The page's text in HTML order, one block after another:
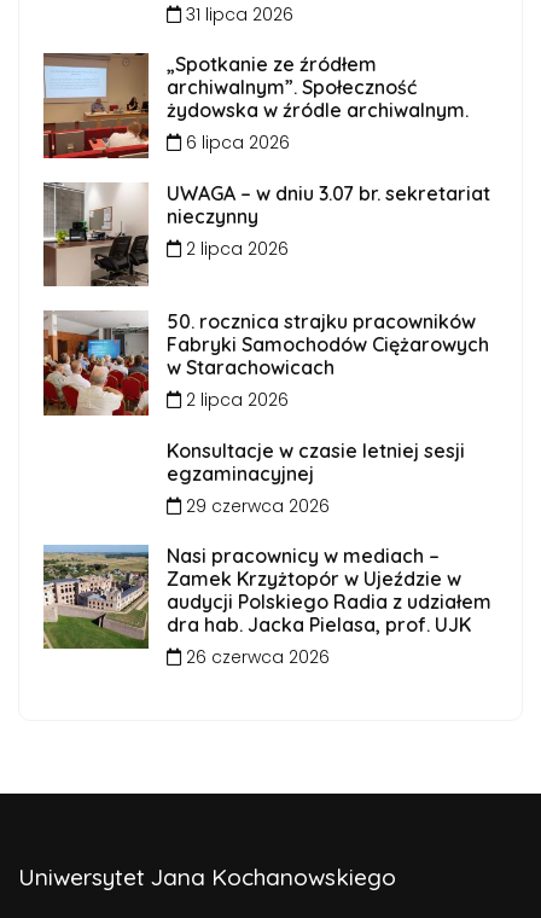
31 lipca 2026
„Spotkanie ze źródłem
archiwalnym”. Społeczność
żydowska w źródle archiwalnym.
6 lipca 2026
UWAGA – w dniu 3.07 br. sekretariat
nieczynny
2 lipca 2026
50. rocznica strajku pracowników
Fabryki Samochodów Ciężarowych
w Starachowicach
2 lipca 2026
Konsultacje w czasie letniej sesji
egzaminacyjnej
29 czerwca 2026
Nasi pracownicy w mediach –
Zamek Krzyżtopór w Ujeździe w
audycji Polskiego Radia z udziałem
dra hab. Jacka Pielasa, prof. UJK
26 czerwca 2026
Uniwersytet Jana Kochanowskiego